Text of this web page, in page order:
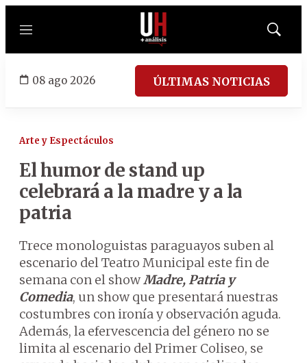
Menú
Mostrar
08 ago 2026 ÚLTIMAS NOTICIAS
Arte y Espectáculos
El humor de stand up
celebrará a la madre y a la
patria
Trece monologuistas paraguayos suben al
escenario del Teatro Municipal este fin de
semana con el showMadre, Patria y
Comedia, un show que presentará nuestras
costumbres con ironía y observación aguda.
Además, la efervescencia del género no se
limita al escenario del Primer Coliseo, se